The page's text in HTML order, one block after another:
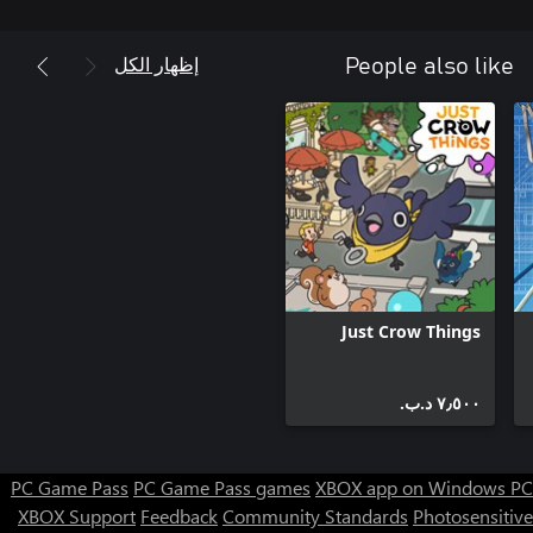
مذهلة :')
People also like إظهار الكل
Just Crow Things
٧٫٥٠٠ د.ب.‏
PC Game Pass PC Game Pass games XBOX app on Windows PC
XBOX Support FeedbackCommunity Standards Photosensitive